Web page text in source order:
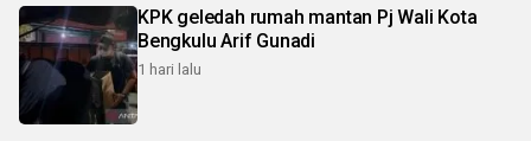
KPK geledah rumah mantan Pj Wali Kota
Bengkulu Arif Gunadi
1 hari lalu